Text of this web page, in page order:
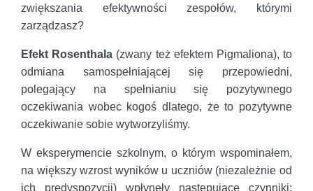
zwiększania efektywności zespołów, którymi
zarządzasz?
Efekt Rosenthala (zwany też efektem Pigmaliona), to
odmiana samospełniającej się przepowiedni,
polegający na spełnianiu się pozytywnego
oczekiwania wobec kogoś dlatego, że to pozytywne
oczekiwanie sobie wytworzyliśmy.
W eksperymencie szkolnym, o którym wspominałem,
na większy wzrost wyników u uczniów (niezależnie od
ich predyspozycji) wpłynęły następujące czynniki: